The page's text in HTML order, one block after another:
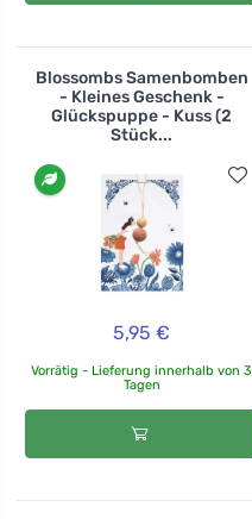
Blossombs Samenbomben
- Kleines Geschenk -
Glückspuppe - Kuss (2
Stück...
5,95 €
Vorrätig - Lieferung innerhalb von 3
Tagen